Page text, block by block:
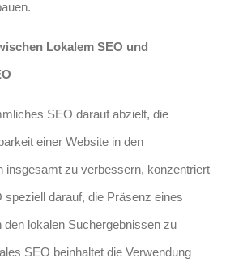
Lokalem SEO und
SEO darauf abzielt, die
einer Website in den
insgesamt zu verbessern, konzentriert
darauf, die Präsenz eines
den lokalen Suchergebnissen zu
SEO beinhaltet die Verwendung